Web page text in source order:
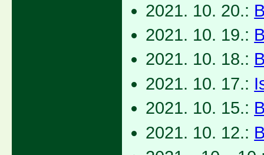
2021. 10. 20.:
2021. 10. 19.:
2021. 10. 18.:
2021. 10. 17.:
2021. 10. 15.:
2021. 10. 12.: